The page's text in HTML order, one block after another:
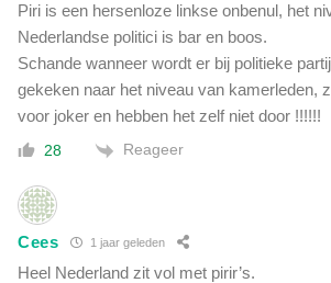
Piri is een hersenloze linkse onbenul, het
Nederlandse politici is bar en boos.
Schande wanneer wordt er bij politieke
gekeken naar het niveau van kamerleden,
voor joker en hebben het zelf niet door !!!!!!
28 Reageer
Cees 1 jaar geleden
Heel Nederland zit vol met pirir’s.